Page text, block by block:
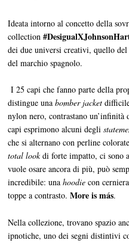
Ideata intorno al concetto della
collection
dei due universi creativi, quello
del marchio spagnolo.
I 25 capi che fanno parte della
distingue unabomber jacket
nylon nero, contrastano
capi esprimono alcuni degli
che si alternano con perline
total lookdi forte impatto, ci sono
vuole osare ancora di più, può
incredibile: unahoodie con
toppe a contrasto.More is más.
Nella collezione, trovano spazio
ipnotiche, uno dei segni distintivi